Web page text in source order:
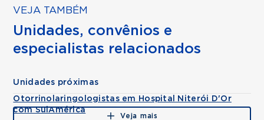
VEJA TAMBÉM
Unidades, convênios e
especialistas relacionados
Unidades próximas
Otorrinolaringologistas em Hospital Niterói D'Or
com SulAmérica
Veja mais